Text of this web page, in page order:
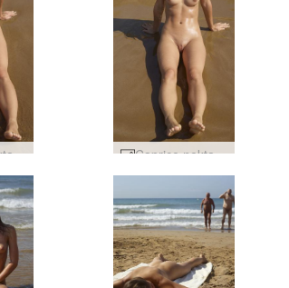
Caprice nektarströnd #6 Caprice nektarströnd #2